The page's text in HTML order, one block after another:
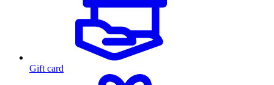
Gift card